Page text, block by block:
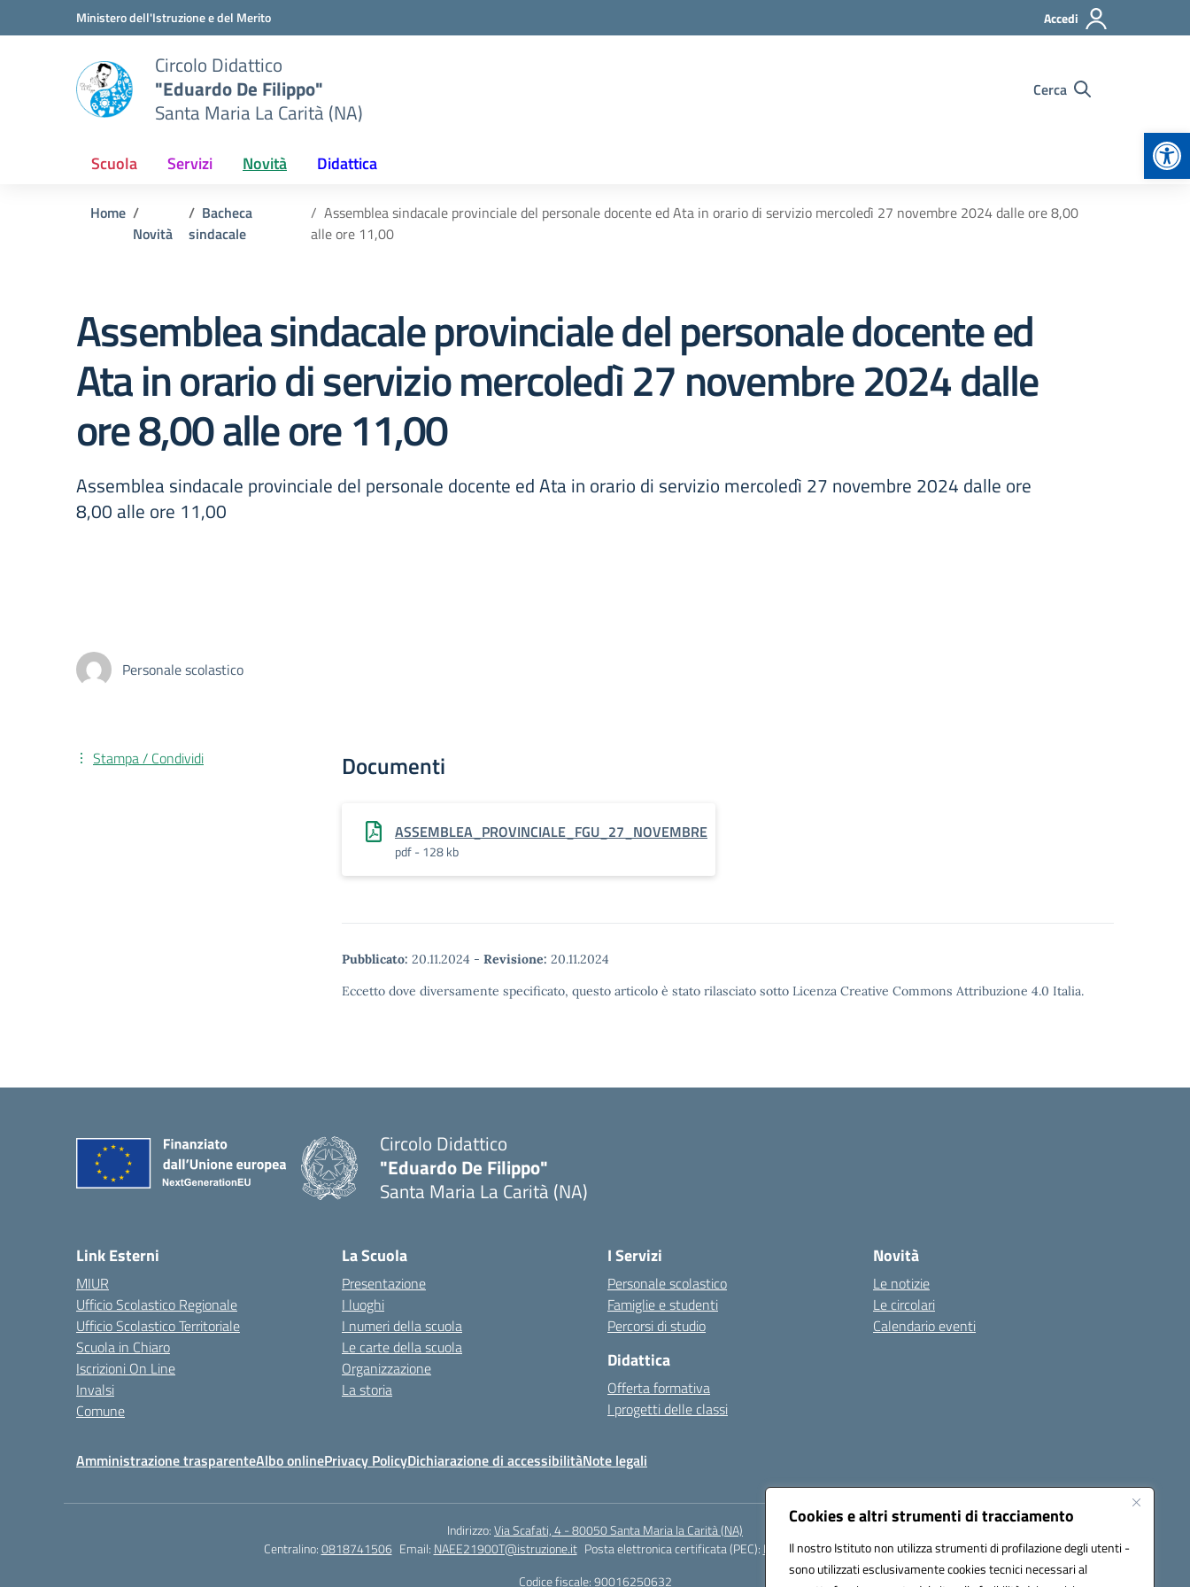
Cookies e altri strumenti di tracciamento
Il nostro Istituto non utilizza strumenti di profilazione degli utenti -
sono utilizzati esclusivamente cookies tecnici necessari al
Vai ai contenuti
Vai al menu di navigazioneMinistero dell'Istruzione e del Merito Accedi
Circolo Didattico
"Eduardo De Filippo"
Santa Maria La Carità (NA)
Cerca
Scuola Servizi Novità Didattica
Home
Novità
Bacheca
sindacale
Assemblea sindacale provinciale del personale docente ed Ata in orario di servizio mercoledì 27 novembre 2024 dalle ore 8,00
alle ore 11,00
Assemblea sindacale provinciale del personale docente ed
Ata in orario di servizio mercoledì 27 novembre 2024 dalle
ore 8,00 alle ore 11,00
Assemblea sindacale provinciale del personale docente ed Ata in orario di servizio mercoledì 27 novembre 2024 dalle ore
8,00 alle ore 11,00
Personale scolastico
Documenti
ASSEMBLEA_PROVINCIALE_FGU_27_NOVEMBRE
pdf - 128 kb
Pubblicato: 20.11.2024 - Revisione: 20.11.2024
Eccetto dove diversamente specificato, questo articolo è stato rilasciato sotto Licenza Creative Commons Attribuzione 4.0 Italia.
Stampa / Condividi
Circolo Didattico
"Eduardo De Filippo"
Santa Maria La Carità (NA)
Link Esterni
MIUR
Ufficio Scolastico Regionale
Ufficio Scolastico Territoriale
Scuola in Chiaro
Iscrizioni On Line
Invalsi
Comune
La Scuola
Presentazione
I luoghi
I numeri della scuola
Le carte della scuola
Organizzazione
La storia
I Servizi
Personale scolastico
Famiglie e studenti
Percorsi di studio
Didattica
Offerta formativa
I progetti delle classi
Novità
Le notizie
Le circolari
Calendario eventi
Amministrazione trasparenteAlbo onlinePrivacy PolicyDichiarazione di accessibilitàNote legali
Indirizzo:Via Scafati, 4 - 80050 Santa Maria la Carità (NA)
Centralino:0818741506 Email: NAEE21900T@istruzione.it Posta elettronica certificata (PEC): NAEE21900T@pec.istruzione.it
Codice fiscale: 90016250632